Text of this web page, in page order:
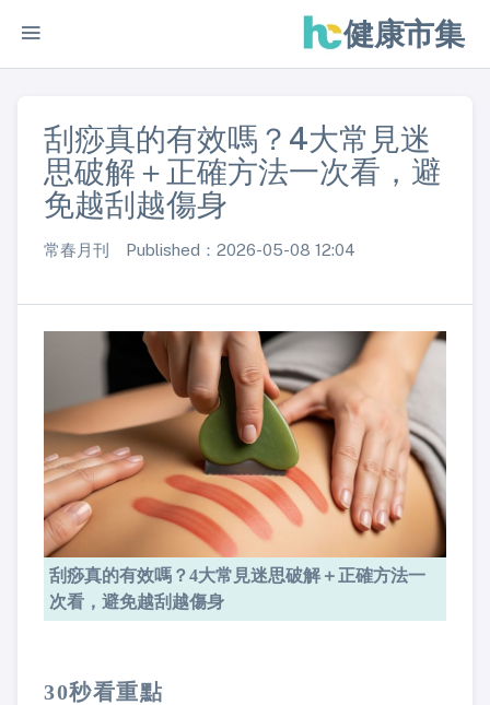
健康市集
刮痧真的有效嗎？4大常見迷
思破解＋正確方法一次看，避
免越刮越傷身
常春月刊 Published：2026-05-08 12:04
刮痧真的有效嗎？4大常見迷思破解＋正確方法一
次看，避免越刮越傷身
30秒看重點